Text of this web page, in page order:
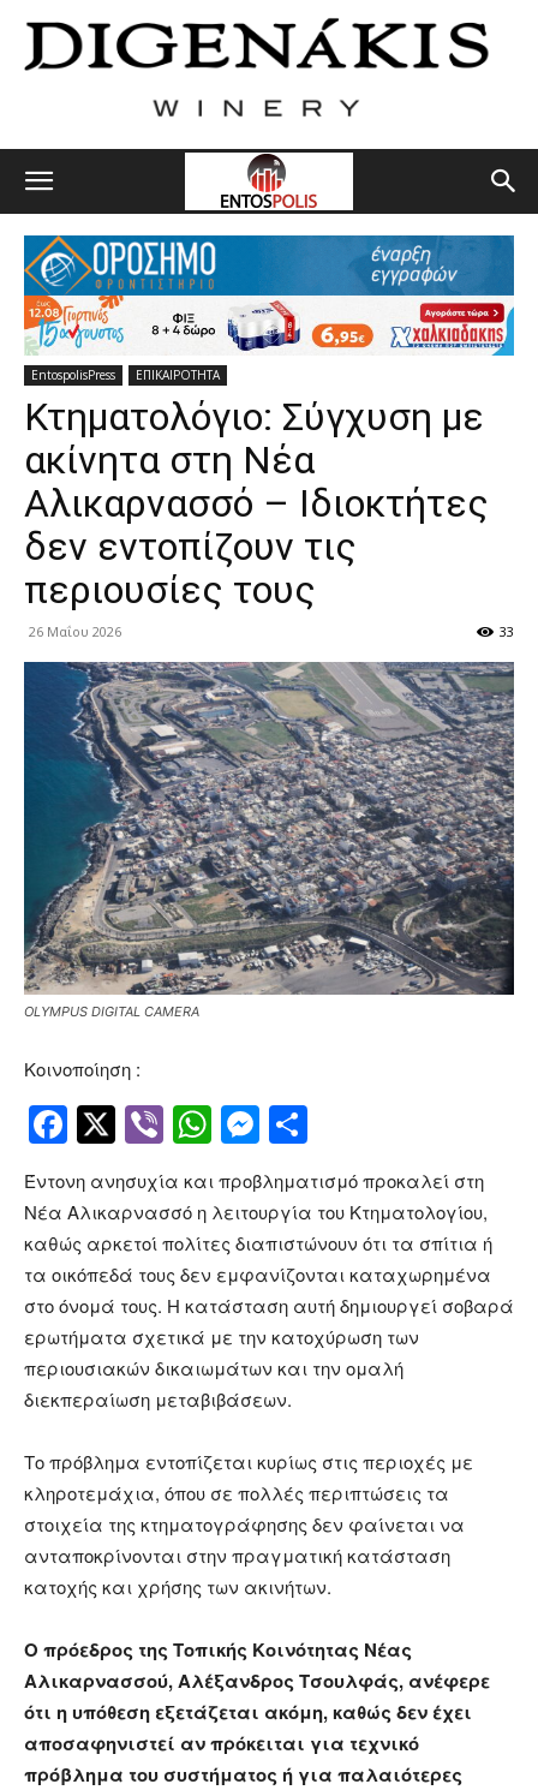
EntospolisPress ΕΠΙΚΑΙΡΟΤΗΤΑ
Κτηματολόγιο: Σύγχυση με
ακίνητα στη Νέα
Αλικαρνασσό – Ιδιοκτήτες
δεν εντοπίζουν τις
περιουσίες τους
26 Μαΐου 2026 33
OLYMPUS DIGITAL CAMERA
Κοινοποίηση :
Facebook
Twitter
ViberWhatsApp
Messenger
Έντονη ανησυχία και προβληματισμό προκαλεί στη
Νέα Αλικαρνασσό η λειτουργία του Κτηματολογίου,
καθώς αρκετοί πολίτες διαπιστώνουν ότι τα σπίτια ή
τα οικόπεδά τους δεν εμφανίζονται καταχωρημένα
στο όνομά τους. Η κατάσταση αυτή δημιουργεί σοβαρά
ερωτήματα σχετικά με την κατοχύρωση των
περιουσιακών δικαιωμάτων και την ομαλή
διεκπεραίωση μεταβιβάσεων.
Το πρόβλημα εντοπίζεται κυρίως στις περιοχές με
κληροτεμάχια, όπου σε πολλές περιπτώσεις τα
στοιχεία της κτηματογράφησης δεν φαίνεται να
ανταποκρίνονται στην πραγματική κατάσταση
κατοχής και χρήσης των ακινήτων.
Ο πρόεδρος της Τοπικής Κοινότητας Νέας
Αλικαρνασσού,Αλέξανδρος Τσουλφάς, ανέφερε
ότι η υπόθεση εξετάζεται ακόμη, καθώς δεν έχει
αποσαφηνιστεί αν πρόκειται για τεχνικό
πρόβλημα του συστήματος ή για παλαιότερες